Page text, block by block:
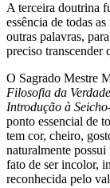
A terceira doutrina
essência de todas
outras palavras,
preciso transcender
O Sagrado Mestre
Filosofia da
Introdução à
ponto essencial de
tem cor, cheiro,
naturalmente
fato de ser incolor,
reconhecida pelo